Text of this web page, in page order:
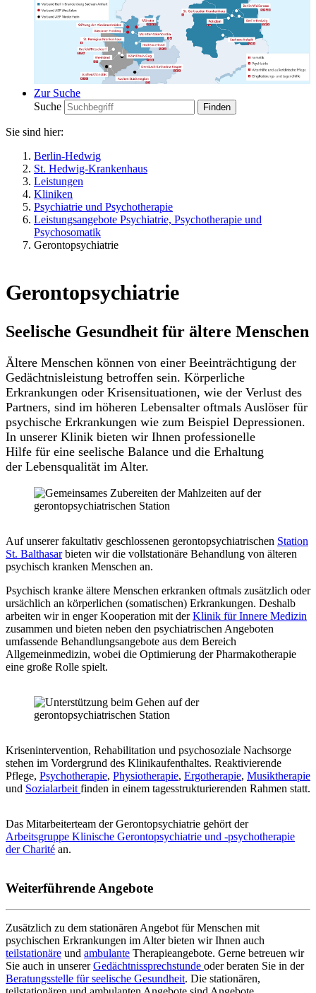
Zur Suche
Suche
Sie sind hier:
Berlin-Hedwig
St. Hedwig-Krankenhaus
Leistungen
Kliniken
Psychiatrie und Psychotherapie
Leistungsangebote Psychiatrie, Psychotherapie und
Psychosomatik
Gerontopsychiatrie
Gerontopsychiatrie
Seelische Gesundheit für ältere Menschen
Ältere Menschen können von einer Beeinträchtigung der
Gedächtnisleistung betroffen sein. Körperliche
Erkrankungen oder Krisensituationen, wie der Verlust des
Partners, sind im höheren Lebensalter oftmals Auslöser für
psychische Erkrankungen wie zum Beispiel Depressionen.
In unserer Klinik bieten wir Ihnen professionelle
Hilfe für eine seelische Balance und die Erhaltung
der Lebensqualität im Alter.
Auf unserer fakultativ geschlossenen gerontopsychiatrischen Station
St. Balthasarbieten wir die vollstationäre Behandlung von älteren
psychisch kranken Menschen an.
Psychisch kranke ältere Menschen erkranken oftmals zusätzlich oder
ursächlich an körperlichen (somatischen) Erkrankungen. Deshalb
arbeiten wir in enger Kooperation mit derKlinik für Innere Medizin
zusammen und bieten neben den psychiatrischen Angeboten
umfassende Behandlungsangebote aus dem Bereich
Allgemeinmedizin, wobei die Optimierung der Pharmakotherapie
eine große Rolle spielt.
Krisenintervention, Rehabilitation und psychosoziale Nachsorge
stehen im Vordergrund des Klinikaufenthaltes. Reaktivierende
Pflege, Psychotherapie, Physiotherapie, Ergotherapie, Musiktherapie
und Sozialarbeit finden in einem tagesstrukturierenden Rahmen statt.
Das Mitarbeiterteam der Gerontopsychiatrie gehört der
Arbeitsgruppe Klinische Gerontopsychiatrie und -psychotherapie
der Charité an.
Weiterführende Angebote
Zusätzlich zu dem stationären Angebot für Menschen mit
psychischen Erkrankungen im Alter bieten wir Ihnen auch
teilstationäre und ambulante Therapieangebote. Gerne betreuen wir
Sie auch in unsererGedächtnissprechstunde oder beraten Sie in der
Beratungsstelle für seelische Gesundheit. Die stationären,